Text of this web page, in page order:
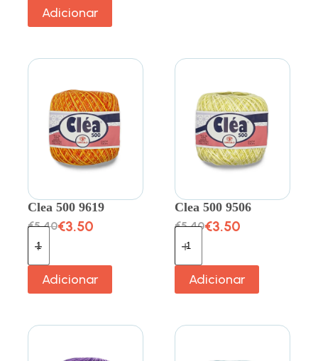
Adicionar
Clea 500 9619
€5.40€3.50
Adicionar
Clea 500 9506
€5.40€3.50
Adicionar